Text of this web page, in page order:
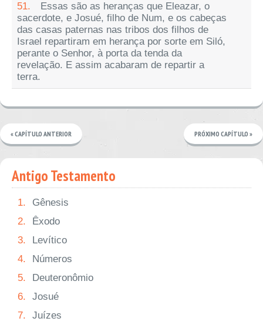
51.
Essas são as heranças que Eleazar, o
sacerdote, e Josué, filho de Num, e os cabeças
das casas paternas nas tribos dos filhos de
Israel repartiram em herança por sorte em Siló,
perante o Senhor, à porta da tenda da
revelação. E assim acabaram de repartir a
terra.
« CAPÍTULO ANTERIOR PRÓXIMO CAPÍTULO »
Antigo Testamento
1.
Gênesis
2.
Êxodo
3.
Levítico
4.
Números
5.
Deuteronômio
6.
Josué
7.
Juízes